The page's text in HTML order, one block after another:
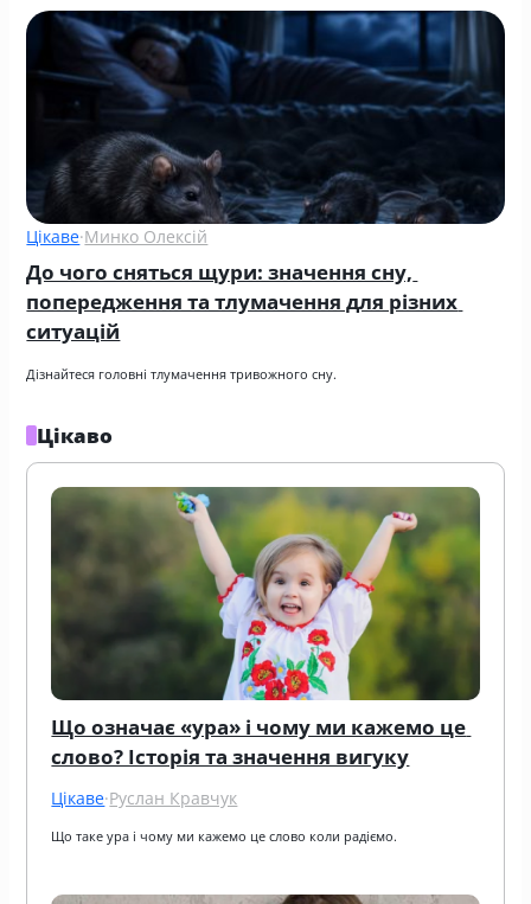
Цікаве·Минко Олексій
До чого сняться щури: значення сну,
попередження та тлумачення для різних
ситуацій
Дізнайтеся головні тлумачення тривожного сну.
Цікаво
Що означає «ура» і чому ми кажемо це
слово? Історія та значення вигуку
Цікаве·Руслан Кравчук
Що таке ура і чому ми кажемо це слово коли радіємо.